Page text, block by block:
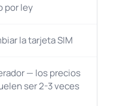
por ley
la tarjeta SIM
— los precios
ser 2-3 veces